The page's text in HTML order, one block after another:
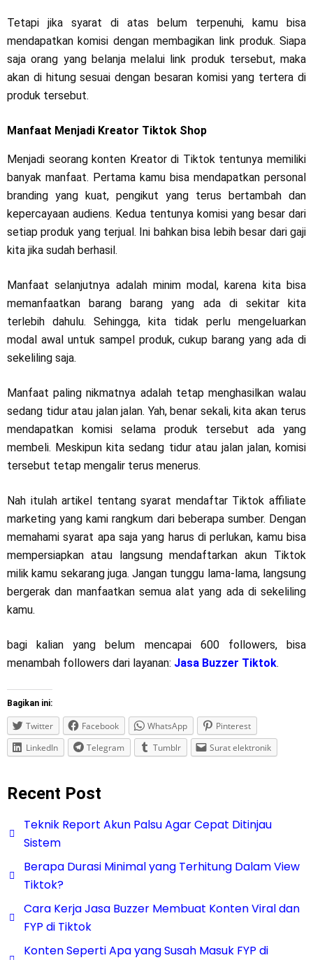
Tetapi jika syarat di atas belum terpenuhi, kamu bisa
mendapatkan komisi dengan membagikan link produk. Siapa
saja orang yang belanja melalui link produk tersebut, maka
akan di hitung sesuai dengan besaran komisi yang tertera di
produk tersebut.
Manfaat Menjadi Kreator Tiktok Shop
Menjadi seorang konten Kreator di Tiktok tentunya memiliki
banyak manfaat. Pertama kamu bisa mendapatkan personal
branding yang kuat, pengikut yang terus bertambah dan
kepercayaan audiens. Kedua tentunya komisi yang besar dari
setiap produk yang terjual. Ini bahkan bisa lebih besar dari gaji
kita jika sudah berhasil.
Manfaat selanjutnya adalah minim modal, karena kita bisa
memanfaatkan barang barang yang ada di sekitar kita
terlebih dahulu. Sehingga, kita tidak perlu mengeluarkan
modal awal untuk sampel produk, cukup barang yang ada di
sekeliling saja.
Manfaat paling nikmatnya adalah tetap menghasilkan walau
sedang tidur atau jalan jalan. Yah, benar sekali, kita akan terus
mendapatkan komisi selama produk tersebut ada yang
membeli. Meskipun kita sedang tidur atau jalan jalan, komisi
tersebut tetap mengalir terus menerus.
Nah itulah artikel tentang syarat mendaftar Tiktok affiliate
marketing yang kami rangkum dari beberapa sumber. Dengan
memahami syarat apa saja yang harus di perlukan, kamu bisa
mempersiapkan atau langsung mendaftarkan akun Tiktok
milik kamu sekarang juga. Jangan tunggu lama-lama, langsung
bergerak dan manfaatkan semua alat yang ada di sekeliling
kamu.
bagi kalian yang belum mencapai 600 followers, bisa
menambah followers dari layanan: Jasa Buzzer Tiktok.
Bagikan ini:
Twitter Facebook WhatsApp
Pinterest
LinkedIn
Telegram Tumblr Surat elektronik
Recent Post
Teknik Report Akun Palsu Agar Cepat Ditinjau
Sistem
Berapa Durasi Minimal yang Terhitung Dalam View
Tiktok?
Cara Kerja Jasa Buzzer Membuat Konten Viral dan
FYP di Tiktok
Konten Seperti Apa yang Susah Masuk FYP di